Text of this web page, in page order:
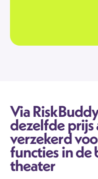
Via
dezelfde prijs
verzekerd
functies in de
theater